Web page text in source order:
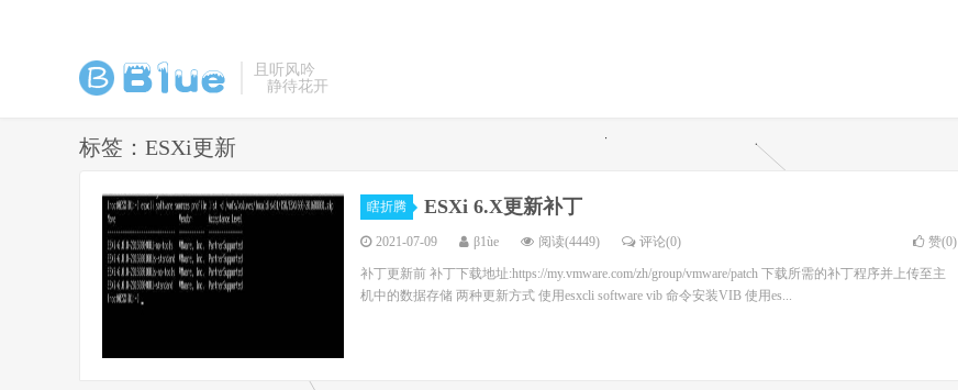
且听风吟
静待花开
标签：ESXi更新
瞎折腾 ESXi 6.X更新补丁
2021-07-09 β1ùe 阅读(4449) 评论(0) 赞(0)
补丁更新前 补丁下载地址:https://my.vmware.com/zh/group/vmware/patch 下载所需的补丁程序并上传至主
机中的数据存储 两种更新方式 使用esxcli software vib 命令安装VIB 使用es...